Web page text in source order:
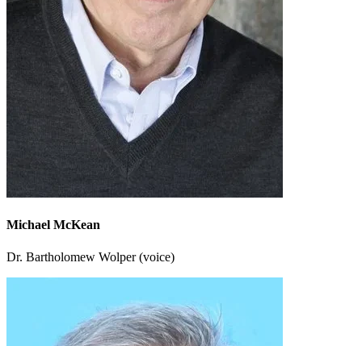
Michael McKean
Dr. Bartholomew Wolper (voice)